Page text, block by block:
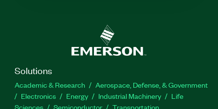
Solutions
Academic & Research
Aerospace, Defense, & Government
Electronics
Energy Industrial Machinery
Life
Sciences
Semiconductor Transportation